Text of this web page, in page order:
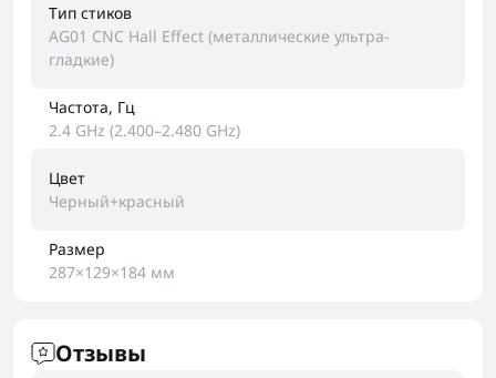
Тип стиков
AG01 CNC Hall Effect (металлические ультра-
гладкие)
Частота, Гц
2.4 GHz (2.400–2.480 GHz)
Цвет
Черный+красный
Размер
287×129×184 мм
Отзывы